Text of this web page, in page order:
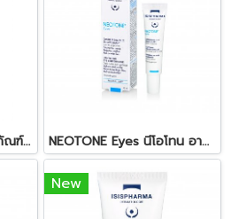
Biretix Tri-Active ผลิตภัณฑ์ทารักษาสิวอักเสบอุดตัน NEOTONE Eyes นีโอโทน อายส์ 15 ML
New